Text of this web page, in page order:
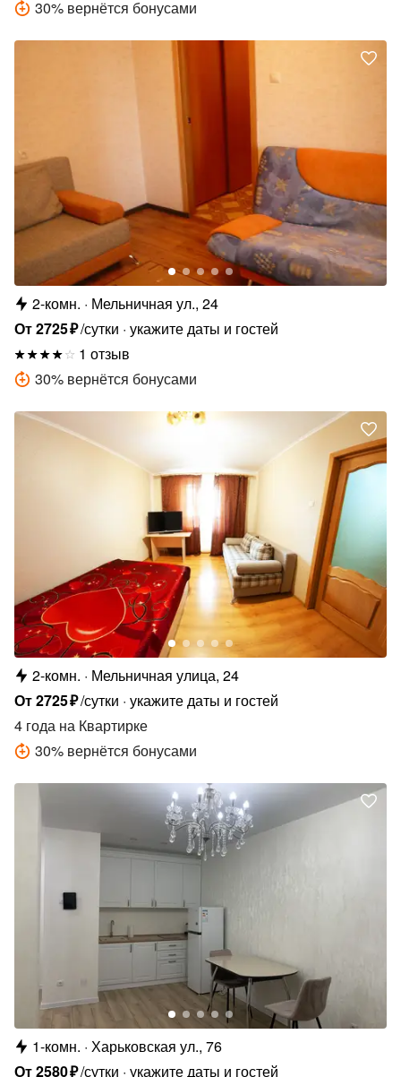
30% вернётся бонусами
2-комн.
Мельничная ул., 24
От2725₽/сутки укажите даты и гостей
1 отзыв
30% вернётся бонусами
2-комн.
Мельничная улица, 24
От2725₽/сутки укажите даты и гостей
4 года на Квартирке
30% вернётся бонусами
1-комн. Харьковская ул., 76
От2580₽/сутки укажите даты и гостей